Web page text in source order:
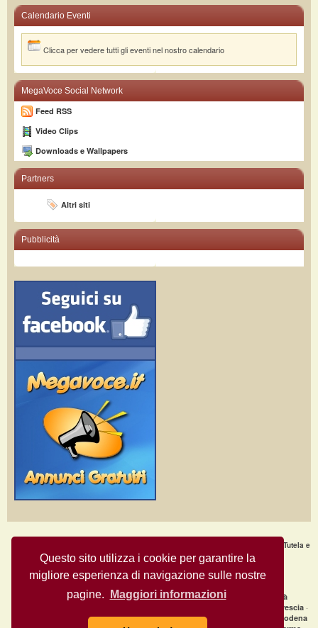
Questo sito utilizza i cookie per garantire la
migliore esperienza di navigazione sulle nostre
pagine.
Maggiori informazioni
Calendario Eventi
Clicca per vedere tutti gli eventi nel nostro calendario
MegaVoce Social Network
Feed RSS
Video Clips
Downloads e Wallpapers
Partners
Altri siti
Pubblicità
Tutela e
Sicurezza·Privacy·Aiuto
Annunci Gratuiti © Copyright 2009MegaVoce.it - All Rights Reserved.
Annunci recenti per città|clicca qui per la lista completa delle città
Annunci gratuiti Brescia ·
Annunci gratuiti Firenze·Annunci gratuiti Genova
Annunci gratuiti Modena